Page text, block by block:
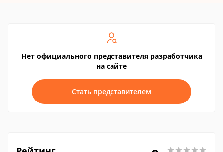
Нет официального представителя разработчика
на сайте
Стать представителем